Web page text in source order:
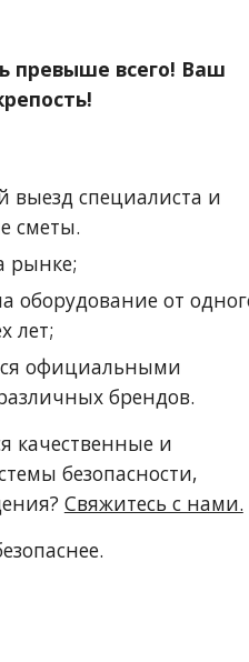
превыше всего! Ваш
выезд специалиста и
сметы.
рынке;
оборудование от
лет;
официальными
брендов.
качественные и
безопасности,
Свяжитесь с нами.